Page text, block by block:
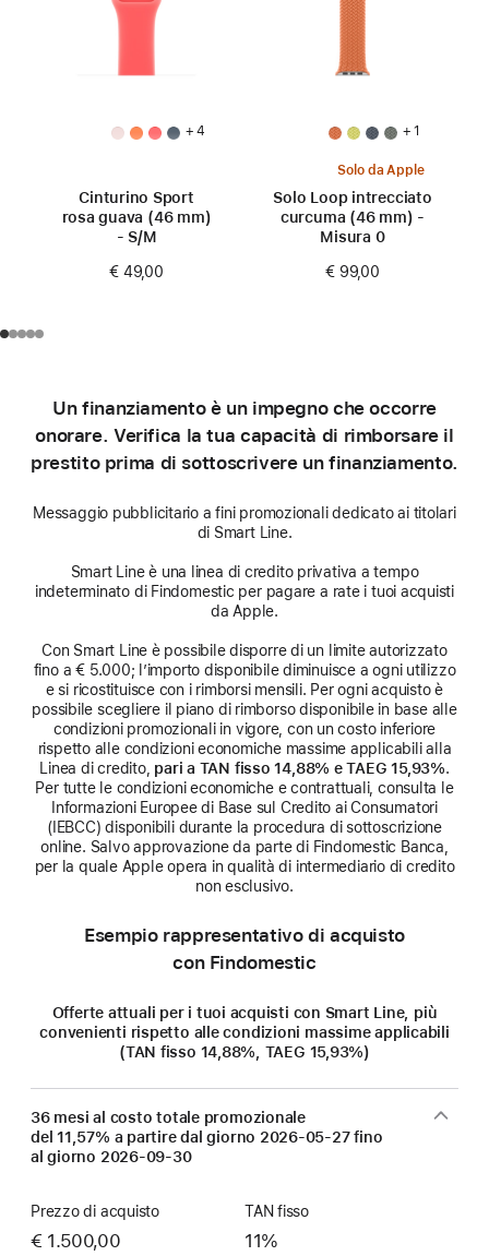
+ 4
Cinturino Sport
rosa guava (46 mm)
- S/M
€ 49,00
+ 1
Solo da Apple
Solo Loop intrecciato
curcuma (46 mm) -
Misura 0
€ 99,00
Un finanziamento è un impegno che occorre
onorare. Verifica la tua capacità di rimborsare il
prestito prima di sottoscrivere un finanziamento.
Messaggio pubblicitario a fini promozionali dedicato ai titolari
di Smart Line.
Smart Line è una linea di credito privativa a tempo
indeterminato di Findomestic per pagare a rate i tuoi acquisti
da Apple.
Con Smart Line è possibile disporre di un limite autorizzato
fino a € 5.000; l’importo disponibile diminuisce a ogni utilizzo
e si ricostituisce con i rimborsi mensili. Per ogni acquisto è
possibile scegliere il piano di rimborso disponibile in base alle
condizioni promozionali in vigore, con un costo inferiore
rispetto alle condizioni economiche massime applicabili alla
Linea di credito, pari a TAN fisso 14,88% e TAEG 15,93%.
Per tutte le condizioni economiche e contrattuali, consulta le
Informazioni Europee di Base sul Credito ai Consumatori
(IEBCC) disponibili durante la procedura di sottoscrizione
online. Salvo approvazione da parte di Findomestic Banca,
per la quale Apple opera in qualità di intermediario di credito
non esclusivo.
Esempio rappresentativo di acquisto
con Findomestic
Offerte attuali per i tuoi acquisti con Smart Line, più
convenienti rispetto alle condizioni massime applicabili
(TAN fisso 14,88%, TAEG 15,93%)
36 mesi al costo totale promozionale
del 11,57% a partire dal giorno 2026-05-27fino
al giorno 2026-09-30
Prezzo di acquisto
€ 1.500,00
TAN fisso
11%